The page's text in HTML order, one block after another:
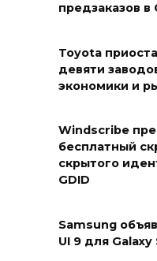
предзаказов
Toyota
девяти
экономики и
Windscribe
бесплатный
скрытого
GDID
Samsung
UI 9 для